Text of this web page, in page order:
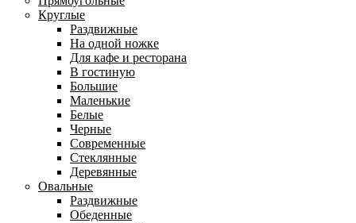
Круглые
Раздвижные
На одной ножке
Для кафе и ресторана
В гостиную
Большие
Маленькие
Белые
Черные
Современные
Стеклянные
Деревянные
Овальные
Раздвижные
Обеденные